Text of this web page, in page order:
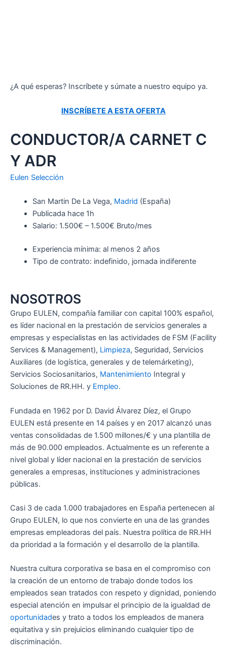
¿A qué esperas? Inscríbete y súmate a nuestro equipo ya.
INSCRÍBETE A ESTA OFERTA
CONDUCTOR/A CARNET C
Y ADR
Eulen Selección
San Martin De La Vega, Madrid (España)
Publicada hace 1h
Salario: 1.500€ – 1.500€ Bruto/mes
Experiencia mínima: al menos 2 años
Tipo de contrato: indefinido, jornada indiferente
NOSOTROS
Grupo EULEN, compañía familiar con capital 100% español,
es líder nacional en la prestación de servicios generales a
empresas y especialistas en las actividades de FSM (Facility
Services & Management), Limpieza, Seguridad, Servicios
Auxiliares (de logística, generales y de telemárketing),
Servicios Sociosanitarios, Mantenimiento Integral y
Soluciones de RR.HH. y Empleo.
Fundada en 1962 por D. David Álvarez Díez, el Grupo
EULEN está presente en 14 países y en 2017 alcanzó unas
ventas consolidadas de 1.500 millones/€ y una plantilla de
más de 90.000 empleados. Actualmente es un referente a
nivel global y líder nacional en la prestación de servicios
generales a empresas, instituciones y administraciones
públicas.
Casi 3 de cada 1.000 trabajadores en España pertenecen al
Grupo EULEN, lo que nos convierte en una de las grandes
empresas empleadoras del país. Nuestra política de RR.HH
da prioridad a la formación y el desarrollo de la plantilla.
Nuestra cultura corporativa se basa en el compromiso con
la creación de un entorno de trabajo donde todos los
empleados sean tratados con respeto y dignidad, poniendo
especial atención en impulsar el principio de la igualdad de
oportunidades y trato a todos los empleados de manera
equitativa y sin prejuicios eliminando cualquier tipo de
discriminación.